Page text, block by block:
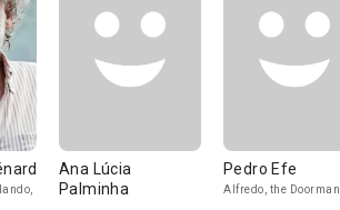
Ana Lúcia
Palminha
Pedro Efe
Alfredo, the Doorman